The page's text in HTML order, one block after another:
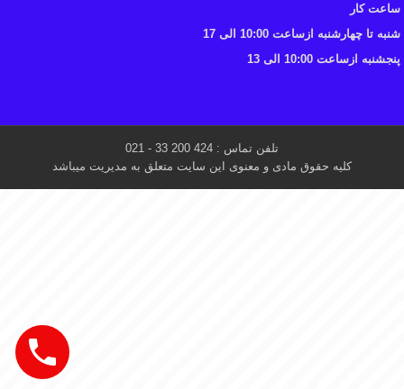
ساعت کار
شنبه تا چهارشنبه ازساعت 10:00 الی 17
پنجشنبه ازساعت 10:00 الی 13
تلفن تماس : 424 200 33 - 021
کلیه حقوق مادی و معنوی این سایت متعلق به مدیریت میباشد